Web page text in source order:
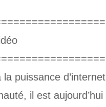
la puissance
il est